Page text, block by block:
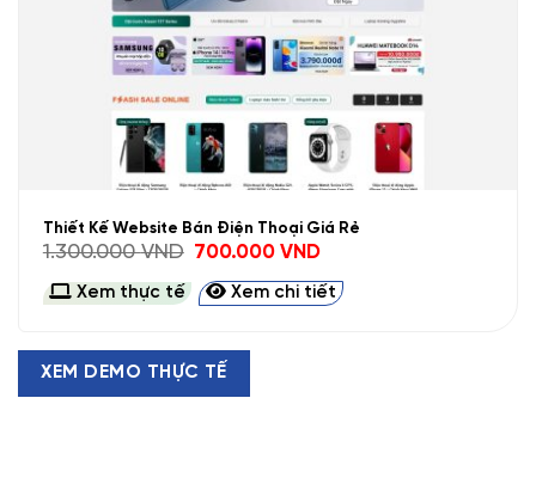
Thiết Kế Website Bán Điện Thoại Giá Rẻ
1.300.000VND
Giá
là:
1.300.000 VND.
700.000VNDGiá
tại
là:
700.000 VND.
Xem thực tế Xem chi tiết
XEM DEMO THỰC TẾ